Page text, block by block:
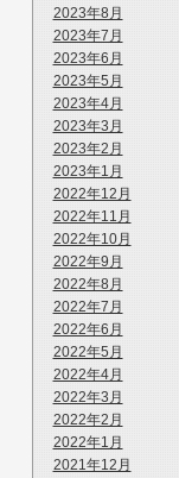
2023年8月
2023年7月
2023年6月
2023年5月
2023年4月
2023年3月
2023年2月
2023年1月
2022年12月
2022年11月
2022年10月
2022年9月
2022年8月
2022年7月
2022年6月
2022年5月
2022年4月
2022年3月
2022年2月
2022年1月
2021年12月